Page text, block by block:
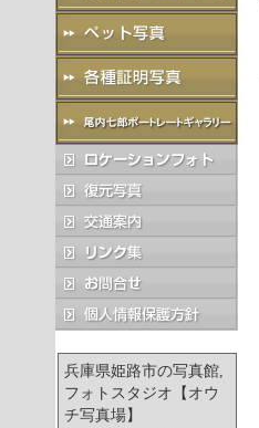
兵庫県姫路市の写真館,
フォトスタジオ【オウ
チ写真場】